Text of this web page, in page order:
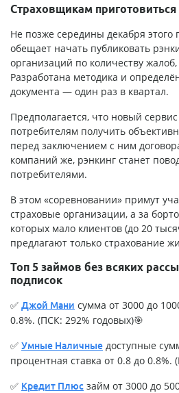
Страховщикам приготовиться
Не позже середины декабря этого
обещает начать публиковать
организаций по количеству
Разработана методика и
документа — один раз в квартал.
Предполагается, что новый
потребителям получить
перед заключением с ним
компаний же, рэнкинг станет
потребителями.
В этом «соревновании» примут
страховые организации, а за
которых мало клиентов (до 20
предлагают только страхование
Топ 5 займов без всяких
подписок
✅ Джой Мани сумма от 3000 до
0.8%. (ПСК: 292% годовых)🎯
✅ Умные Наличные доступные
процентная ставка от 0.8 до 0.8%.
✅ Кредит Плюс займ от 3000 до